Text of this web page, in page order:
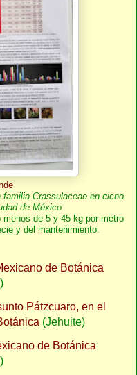
Crassulaceae en cicno
de México
menos de 5 y 45 kg por metro
y del mantenimiento.
de Botánica
Pátzcuaro, en el
(Jehuite)
de Botánica